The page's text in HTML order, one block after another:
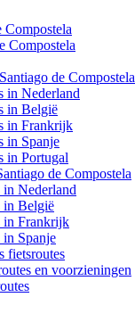
Compostela
Compostela
de Compostela
in Nederland
in België
in Frankrijk
in Spanje
in Portugal
de Compostela
in Nederland
in België
in Frankrijk
in Spanje
fietsroutes
en voorzieningen